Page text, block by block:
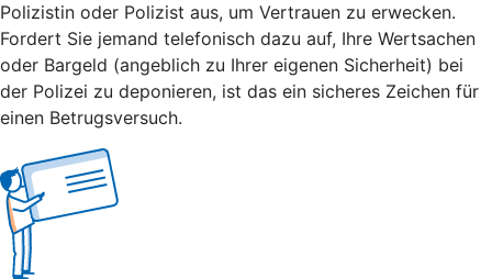
Polizistin oder Polizist aus, um Vertrauen zu erwecken.
Fordert Sie jemand telefonisch dazu auf, Ihre Wertsachen
oder Bargeld (angeblich zu Ihrer eigenen Sicherheit) bei
der Polizei zu deponieren, ist das ein sicheres Zeichen für
einen Betrugsversuch.